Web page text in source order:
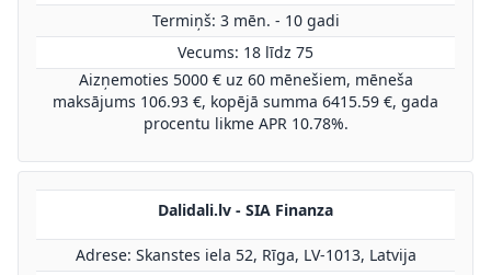
Termiņš: 3 mēn. - 10 gadi
Vecums: 18 līdz 75
Aizņemoties 5000 € uz 60 mēnešiem, mēneša
maksājums 106.93 €, kopējā summa 6415.59 €, gada
procentu likme APR 10.78%.
Dalidali.lv - SIA Finanza
Adrese: Skanstes iela 52, Rīga, LV-1013, Latvija